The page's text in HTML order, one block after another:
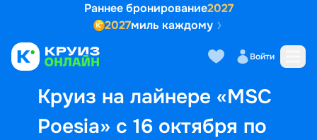
Раннее бронирование2027
2027миль каждому
Войти
Круиз на лайнере «MSC
Poesia» с 16 октября по
Выбор кают Маршрут и